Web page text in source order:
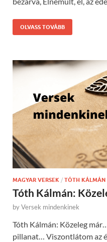
OLVASS TOVÁBB
MAGYAR VERSEK / TÓTH KÁLMÁN
Tóth Kálmán:
byVersek mindenkinek
Tóth Kálmán: Közeleg
pillanat… Viszontlátom az